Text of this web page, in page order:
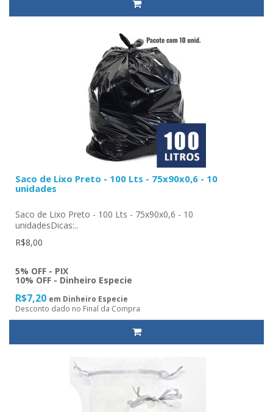
Saco de Lixo Preto - 100 Lts - 75x90x0,6 - 10
unidades
Saco de Lixo Preto - 100 Lts - 75x90x0,6 - 10
unidadesDicas:..
R$8,00
5% OFF - PIX
10% OFF - Dinheiro Especie
R$7,20 em Dinheiro Especie
Desconto dado no Final da Compra